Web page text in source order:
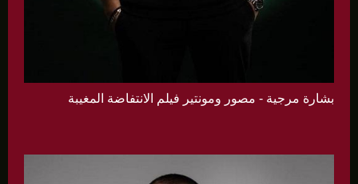
بشارة مرجية - مصور ومونتير فيلم الانتفاضة المغيبة